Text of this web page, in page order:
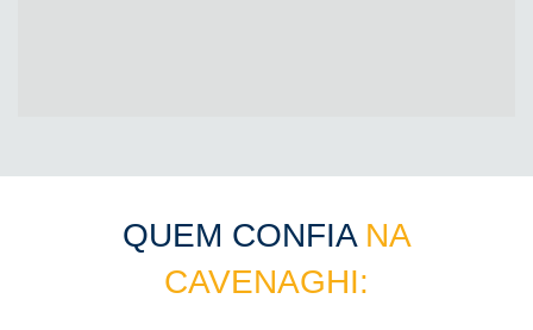
QUEM CONFIA NA
CAVENAGHI: